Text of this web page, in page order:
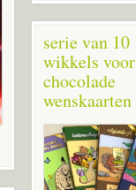
serie van 10
wikkels voor
chocolade
wenskaarten